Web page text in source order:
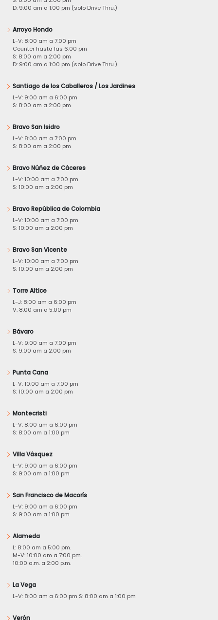
D: 9:00 am a 1:00 pm (solo Drive Thru.)
Arroyo Hondo
L-V: 8:00 am a 7:00 pm
Counter hasta las 6:00 pm
S: 8:00 am a 2:00 pm
D: 9:00 am a 1:00 pm (solo Drive Thru.)
Santiago de los Caballeros / Los Jardines
L-V: 9:00 am a 6:00 pm
S: 8:00 am a 2:00 pm
Bravo San Isidro
L-V: 8:00 am a 7:00 pm
S: 8:00 am a 2:00 pm
Bravo Núñez de Cáceres
L-V: 10:00 am a 7:00 pm
S: 10:00 am a 2:00 pm
Bravo República de Colombia
L-V: 10:00 am a 7:00 pm
S: 10:00 am a 2:00 pm
Bravo San Vicente
L-V: 10:00 am a 7:00 pm
S: 10:00 am a 2:00 pm
Torre Altice
L-J: 8:00 am a 6:00 pm
V: 8:00 am a 5:00 pm
Bávaro
L-V: 9:00 am a 7:00 pm
S: 9:00 am a 2:00 pm
Punta Cana
L-V: 10:00 am a 7:00 pm
S: 10:00 am a 2:00 pm
Montecristi
L-V: 8:00 am a 6:00 pm
S: 8:00 am a 1:00 pm
Villa Vásquez
L-V: 9:00 am a 6:00 pm
S: 9:00 am a 1:00 pm
San Francisco de Macorís
L-V: 9:00 am a 6:00 pm
S: 9:00 am a 1:00 pm
Alameda
L: 8:00 am a 5:00 pm.
M-V: 10:00 am a 7:00 pm.
10:00 a.m. a 2:00 p.m.
La Vega
L-V: 8:00 am a 6:00 pm S: 8:00 am a 1:00 pm
Verón